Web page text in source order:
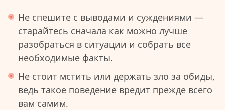
Не спешите с выводами и суждениями —
старайтесь сначала как можно лучше
разобраться в ситуации и собрать все
необходимые факты.
Не стоит мстить или держать зло за обиды,
ведь такое поведение вредит прежде всего
вам самим.